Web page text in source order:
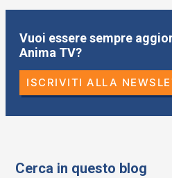
Vuoi essere sempre
Anima TV?
ISCRIVITI ALLA
Cerca in questo blog